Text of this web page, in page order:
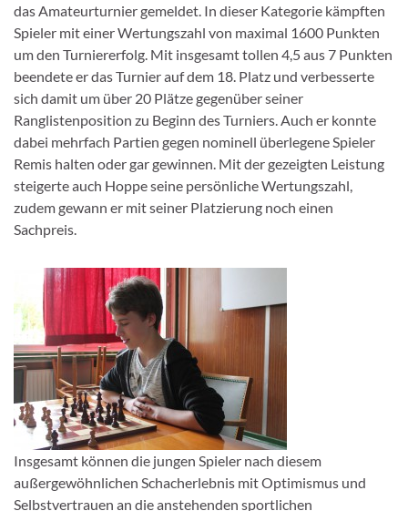
das Amateurturnier gemeldet. In dieser Kategorie kämpften
Spieler mit einer Wertungszahl von maximal 1600 Punkten
um den Turniererfolg. Mit insgesamt tollen 4,5 aus 7 Punkten
beendete er das Turnier auf dem 18. Platz und verbesserte
sich damit um über 20 Plätze gegenüber seiner
Ranglistenposition zu Beginn des Turniers. Auch er konnte
dabei mehrfach Partien gegen nominell überlegene Spieler
Remis halten oder gar gewinnen. Mit der gezeigten Leistung
steigerte auch Hoppe seine persönliche Wertungszahl,
zudem gewann er mit seiner Platzierung noch einen
Sachpreis.
Insgesamt können die jungen Spieler nach diesem
außergewöhnlichen Schacherlebnis mit Optimismus und
Selbstvertrauen an die anstehenden sportlichen